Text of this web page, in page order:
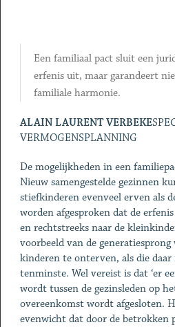
Een familiaal pact sluit een
erfenis uit, maar garandeert
familiale harmonie.
ALAIN LAURENT VERBEKE
VERMOGENSPLANNING
De mogelijkheden in een
Nieuw samengestelde gezinnen
stiefkinderen evenveel erven als
worden afgesproken dat de
en rechtstreeks naar de
voorbeeld van de
kinderen te onterven, als die
tenminste. Wel vereist is dat ‘er
wordt tussen de gezinsleden op
overeenkomst wordt afgesloten.
evenwicht dat door de betrokken